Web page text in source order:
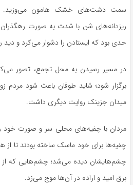
سمت دشت‌های خشک هامون می‌وزید.
ریزدانه‌های شن با شدت به صورت
حدی بود که ایستادن را دشوار می‌کرد و
در مسیر رسیدن به محل تجمع، تصور
برگزار شود؛ شاید طوفان باعث شود مردم
میدان جزینک روایت دیگری داشت.
مردان با چفیه‌های محلی سر و صورت خود
چفیه‌ها برای خود ماسک ساخته بودند تا از
چشم‌هایشان دیده می‌شد؛ چشم‌هایی که
برق امید و اراده در آن‌ها موج می‌زد.